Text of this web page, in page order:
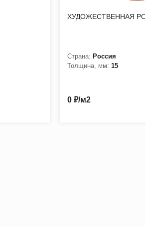
ХУДОЖЕСТВЕННАЯ
Страна: Россия
Толщина, мм: 15
0 ₽/м2